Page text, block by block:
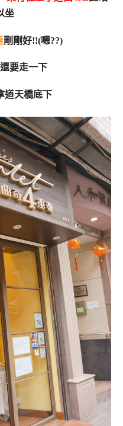
坐
剛剛好!!(嗯??)
還要走一下
道天橋底下